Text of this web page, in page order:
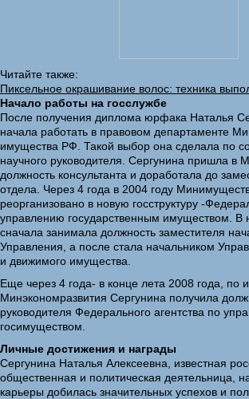
Читайте также:
Пиксельное окрашивание волос: техника
Начало работы на госслужбе
После получения диплома юрфака Наталья
начала работать в правовом департаменте
имущества РФ. Такой выбор она сделала по
научного руководителя. Сергунина пришла в
должность консультанта и доработала до
отдела. Через 4 года в 2004 году
реорганизовано в новую госструктуру -
управлению государственным имуществом. В
сначала занимала должность заместителя
Управления, а после стала начальником
и движимого имущества.
Еще через 4 года- в конце лета 2008 года, по
Минэкономразвития Сергунина получила
руководителя Федерального агентства по
госимуществом.
Личные достижения и награды
Сергунина Наталья Алексеевна, известная
общественная и политическая деятельница,
карьеры добилась значительных успехов и